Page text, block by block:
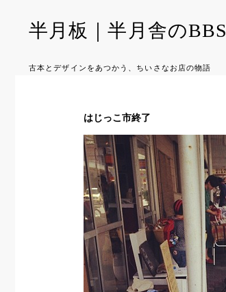
半月板｜半月舎のBBS
古本とデザインをあつかう、ちいさなお店の物語
はじっこ市終了